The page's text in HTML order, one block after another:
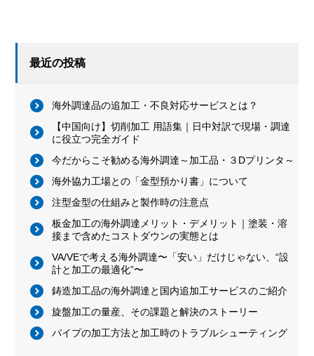
最近の投稿
海外調達品の追加工・不良対応サービスとは？
【中国向け】切削加工 用語集｜日中対訳で現場・調達
に役立つ完全ガイド
今だからこそ勧める海外調達～加工品・３Dプリンタ～
海外協力工場との「金型預かり書」について
注型金型の仕組みと製作時の注意点
板金加工の海外調達メリット・デメリット｜塗装・溶
接まで含めたコストダウンの実態とは
VA/VEで考える海外調達〜「安い」だけじゃない、“設
計と加工の最適化”〜
鋳造加工品の海外調達と国内追加工サービスのご紹介
旋盤加工の量産、その課題と解決のストーリー
パイプの加工方法と加工時のトラブルシューティング